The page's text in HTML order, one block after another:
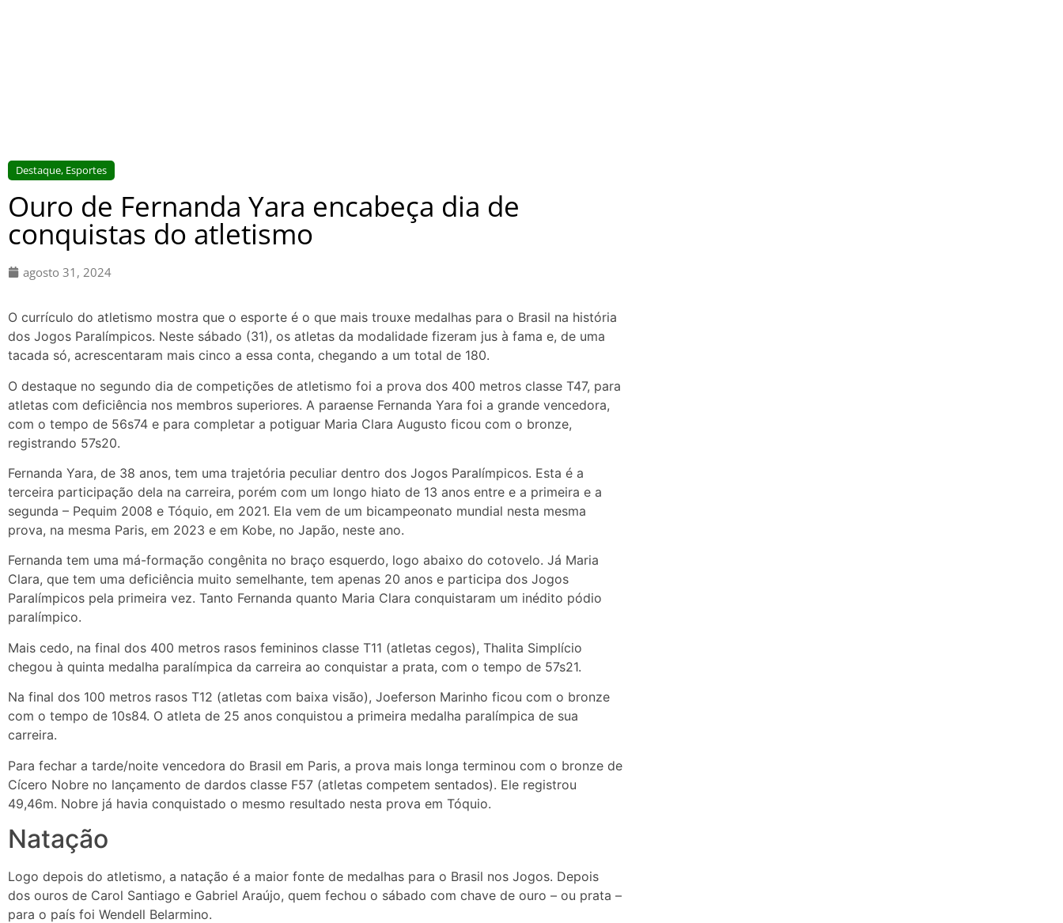
Destaque, Esportes
Ouro de Fernanda Yara encabeça dia de
conquistas do atletismo
agosto 31, 2024
O currículo do atletismo mostra que o esporte é o que mais trouxe medalhas para o Brasil na história
dos Jogos Paralímpicos. Neste sábado (31), os atletas da modalidade fizeram jus à fama e, de uma
tacada só, acrescentaram mais cinco a essa conta, chegando a um total de 180.
O destaque no segundo dia de competições de atletismo foi a prova dos 400 metros classe T47, para
atletas com deficiência nos membros superiores. A paraense Fernanda Yara foi a grande vencedora,
com o tempo de 56s74 e para completar a potiguar Maria Clara Augusto ficou com o bronze,
registrando 57s20.
Fernanda Yara, de 38 anos, tem uma trajetória peculiar dentro dos Jogos Paralímpicos. Esta é a
terceira participação dela na carreira, porém com um longo hiato de 13 anos entre e a primeira e a
segunda – Pequim 2008 e Tóquio, em 2021. Ela vem de um bicampeonato mundial nesta mesma
prova, na mesma Paris, em 2023 e em Kobe, no Japão, neste ano.
Fernanda tem uma má-formação congênita no braço esquerdo, logo abaixo do cotovelo. Já Maria
Clara, que tem uma deficiência muito semelhante, tem apenas 20 anos e participa dos Jogos
Paralímpicos pela primeira vez. Tanto Fernanda quanto Maria Clara conquistaram um inédito pódio
paralímpico.
Mais cedo, na final dos 400 metros rasos femininos classe T11 (atletas cegos), Thalita Simplício
chegou à quinta medalha paralímpica da carreira ao conquistar a prata, com o tempo de 57s21.
Na final dos 100 metros rasos T12 (atletas com baixa visão), Joeferson Marinho ficou com o bronze
com o tempo de 10s84. O atleta de 25 anos conquistou a primeira medalha paralímpica de sua
carreira.
Para fechar a tarde/noite vencedora do Brasil em Paris, a prova mais longa terminou com o bronze de
Cícero Nobre no lançamento de dardos classe F57 (atletas competem sentados). Ele registrou
49,46m. Nobre já havia conquistado o mesmo resultado nesta prova em Tóquio.
Natação
Logo depois do atletismo, a natação é a maior fonte de medalhas para o Brasil nos Jogos. Depois
dos ouros de Carol Santiago e Gabriel Araújo, quem fechou o sábado com chave de ouro – ou prata –
para o país foi Wendell Belarmino.